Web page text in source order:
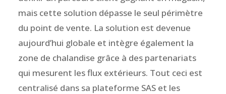
mais cette solution dépasse le seul périmètre
du point de vente. La solution est devenue
aujourd’hui globale et intègre également la
zone de chalandise grâce à des partenariats
qui mesurent les flux extérieurs. Tout ceci est
centralisé dans sa plateforme SAS et les